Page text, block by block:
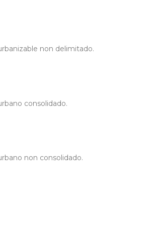
non delimitado.
consolidado.
non consolidado.